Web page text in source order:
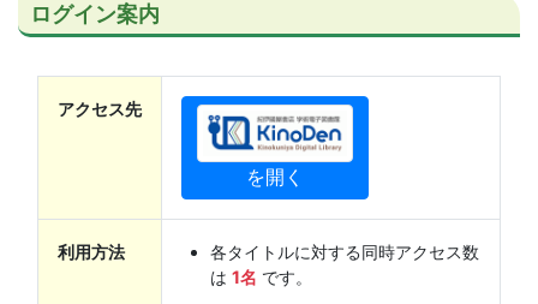
ログイン案内
アクセス先
を開く
利用方法
各タイトルに対する同時アクセス数
は 1名 です。